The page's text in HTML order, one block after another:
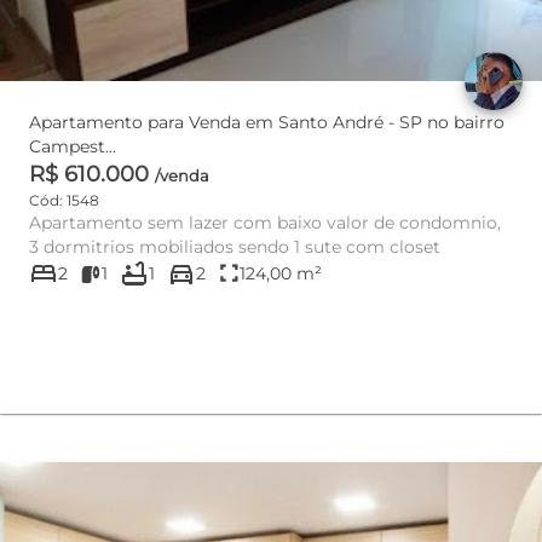
Apartamento para Venda em Santo André - SP no bairro
Campest...
R$ 610.000 /venda
Cód: 1548
Apartamento sem lazer com baixo valor de condomnio,
3 dormitrios mobiliados sendo 1 sute com closet
bed2 1 bathtub1 directions_car2 fullscreen124,00 m²